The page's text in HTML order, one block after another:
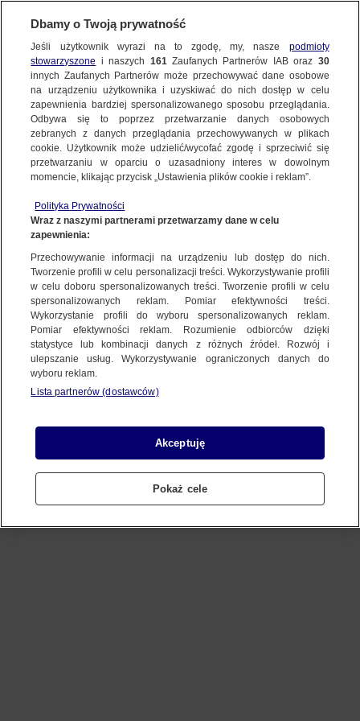
Oops!
Something went wrong. Please try
refreshing the app
Dbamy o Twoją prywatność
Jeśli użytkownik wyrazi na to zgodę, my, nasze podmioty
stowarzyszone i naszych 161Zaufanych Partnerów IAB oraz 30
innych Zaufanych Partnerów może przechowywać dane osobowe
na urządzeniu użytkownika i uzyskiwać do nich dostęp w celu
zapewnienia bardziej spersonalizowanego sposobu przeglądania.
Odbywa się to poprzez przetwarzanie danych osobowych
zebranych z danych przeglądania przechowywanych w plikach
cookie. Użytkownik może udzielić/wycofać zgodę i sprzeciwić się
przetwarzaniu w oparciu o uzasadniony interes w dowolnym
momencie, klikając przycisk „Ustawienia plików cookie i reklam”.
Polityka Prywatności
Wraz z naszymi partnerami przetwarzamy dane w celu
zapewnienia:
Przechowywanie informacji na urządzeniu lub dostęp do nich.
Tworzenie profili w celu personalizacji treści. Wykorzystywanie profili
w celu doboru spersonalizowanych treści. Tworzenie profili w celu
spersonalizowanych reklam. Pomiar efektywności treści.
Wykorzystanie profili do wyboru spersonalizowanych reklam.
Pomiar efektywności reklam. Rozumienie odbiorców dzięki
statystyce lub kombinacji danych z różnych źródeł. Rozwój i
ulepszanie usług. Wykorzystywanie ograniczonych danych do
wyboru reklam.
Lista partnerów (dostawców)
Akceptuję
Pokaż cele